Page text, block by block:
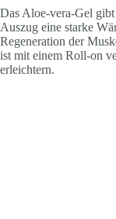
Das Aloe-vera-Gel
Auszug eine starke
Regeneration der
ist mit einem Roll-on
erleichtern.